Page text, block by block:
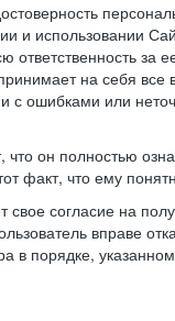
и использовании
за
на себя
с ошибками или
он полностью
факт, что ему
свое согласие на
вправе
в порядке,